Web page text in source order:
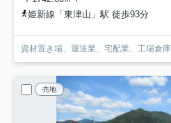
姫新線「東津山」駅 徒歩93分
資材置き場、運送業、宅配業、工場倉
売地